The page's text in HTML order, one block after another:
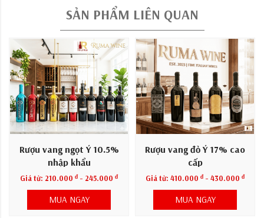
SẢN PHẨM LIÊN QUAN
Rượu vang ngọt Ý 10.5%
nhập khẩu
Giá từ: 210.000 đ- 245.000 đ
MUA NGAY
Rượu vang đỏ Ý 17% cao
cấp
Giá từ: 410.000 đ- 430.000 đ
MUA NGAY